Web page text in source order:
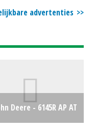
advertenties
Deere - 6145R AP AT